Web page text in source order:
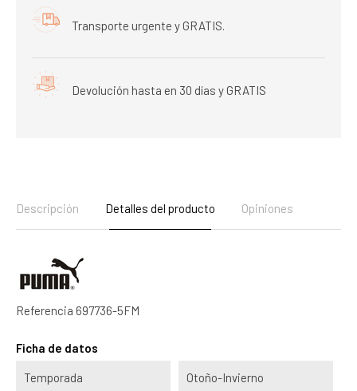
Transporte urgente y GRATIS.
Devolución hasta en 30 días y GRATIS
Descripción Detalles del producto Opiniones
Referencia 697736-5FM
Ficha de datos
Temporada Otoño-Invierno